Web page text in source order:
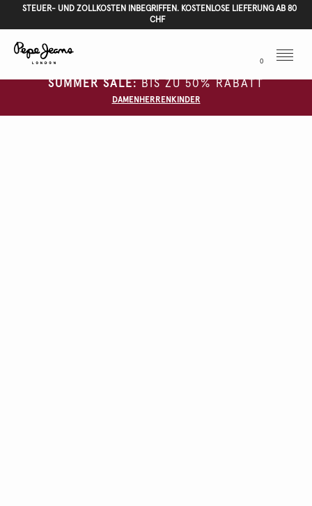
STEUER- UND ZOLLKOSTEN INBEGRIFFEN. KOSTENLOSE LIEFERUNG AB 80
CHF
0
Menu
SUMMER SALE:BIS ZU 50% RABATT
DAMEN HERREN KINDER